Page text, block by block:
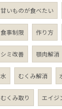
甘いものが食べたい
食事制限 作り方
シミ改善 顎肉解消
水 むくみ解消
むくみ取り エイジ